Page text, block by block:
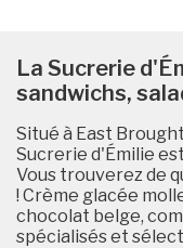
La Sucrerie
sandwichs,
Situé à East
Sucrerie d'Émilie
Vous trouverez de
! Crème glacée
chocolat belge,
spécialisés et